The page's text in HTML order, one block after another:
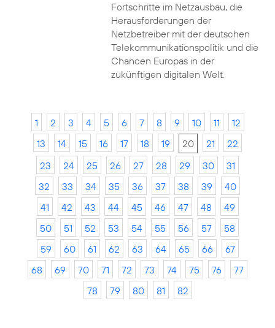
Fortschritte im Netzausbau, die
Herausforderungen der
Netzbetreiber mit der deutschen
Telekommunikationspolitik und die
Chancen Europas in der
zukünftigen digitalen Welt.
1 2 3 4 5 6 7 8 9 10 11
12
13
14 15 16 17 18 19 20 21
22
23
24 25 26 27 28 29 30
31
32
33 34 35 36 37 38 39
40
41
42 43 44 45 46 47 48
49
50
51 52 53 54 55 56 57
58
59
60 61 62 63 64 65 66
67
68
69 70 71 72 73 74 75 76
77
78
79 80 81 82